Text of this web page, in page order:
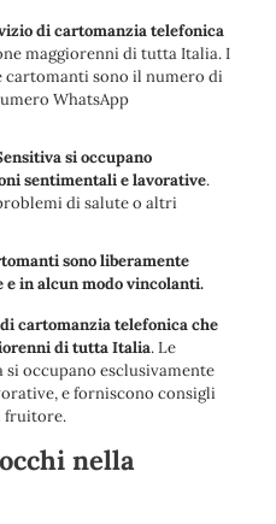
di cartomanzia telefonica
maggiorenni di tutta Italia. I
sono il numero di
WhatsApp
si occupano
sentimentali e lavorative.
di salute o altri
sono liberamente
in alcun modo vincolanti.
cartomanzia telefonica che
di tutta Italia. Le
occupano esclusivamente
e forniscono consigli
fruitore.
nella